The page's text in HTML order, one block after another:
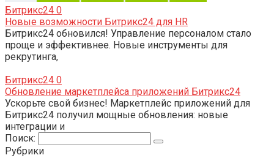
Битрикс24 0
Новые возможности Битрикс24 для HR
Битрикс24 обновился! Управление персоналом стало
проще и эффективнее. Новые инструменты для
рекрутинга,
Битрикс24 0
Обновление маркетплейса приложений Битрикс24
Ускорьте свой бизнес! Маркетплейс приложений для
Битрикс24 получил мощные обновления: новые
интеграции и
Поиск:
Рубрики